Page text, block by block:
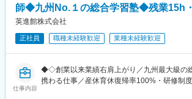
は教室全体の運営をお任せします。
※授業は基本的に担当しませんが、生徒一人ひ
境を整える重要な役割です。
・教室運営に関わる日々の準備、電話・来客
・生徒とのコミュニケーション、学習カリキ
師◆九州No.１の総合学習塾◆残業15h
英進館株式会社
正社員 職種未経験歓迎 業種未経験歓迎
仕事内容
◆◇創業以来業績右肩上がり／九州最大級の
携わる仕事／産休育休復帰率100%・研修制